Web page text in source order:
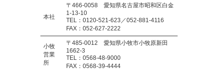
本社
〒466-0058 愛知県名古屋市昭和区白金
1-13-10
TEL：0120-521-623／052-881-4116
FAX：052-627-2222
小牧
営業
所
〒485-0012 愛知県小牧市小牧原新田
1662-3
TEL：0568-48-9000
FAX：0568-39-4444